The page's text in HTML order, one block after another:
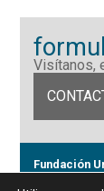
Visítanos,
Fundación